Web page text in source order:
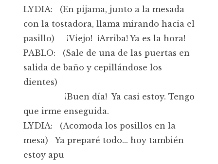
LYDIA: (En pijama, junto a la mesada
con la tostadora, llama mirando hacia el
pasillo) ¡Viejo! ¡Arriba! Ya es la hora!
PABLO: (Sale de una de las puertas en
salida de baño y cepillándose los
dientes)
¡Buen día! Ya casi estoy. Tengo
que irme enseguida.
LYDIA: (Acomoda los posillos en la
mesa) Ya preparé todo... hoy también
estoy apu